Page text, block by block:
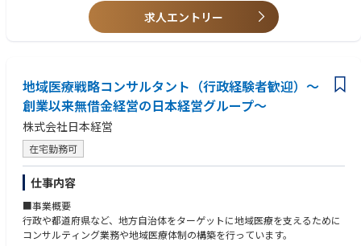
まずは官公庁案件の打ち合わせや基本計画から担当。
■設計の進め方
企画から竣工設計まで一買して関わり、自分の判断が成果に反映されま
す。
これまでにシールドトンネル、河川構造物、耐震補強などの実績もありま
す。
■キャリア環境
30～50代の中堅・ベテランが活躍。発注者対応や若手育成を担いながら、
スキルを磨き次のキャリアへ。
【直近の案件例】
・公共下水道事業計画変更業務（東大阪市／R6年度）
【具体的な業務内容】
・データ分析・AIプロジェクトにおける技術リードおよびプロジェクトマ
・Pythonを用いたデータ処理、特徴量エンジニアリング、評価設計の高度
化・標準化
・本番運用を見据えたMLOps設計、モデルの継続的改善と運用支援
・AIコンサルタントや顧客と連携した、分析方針の策定・技術提案・要件
定義
・ジュニア・ミドル層のデータサイエンティストへの技術的支援・コード
レビュー・育成
・社内外で再利用可能な分析パターン・技術資産・プロダクトの企画・設
計・蓄積
【プロジェクト事例】
・PythonやRを用いた一連のデータサイエンス業務の高度な実践経験
・Snowflake、Databricks、BigQueryなどのモダンなデータ基盤の利用経
・応用数学・情報科学・計量経済学などの修士課程修了
・技術文書の読解・基本的なビジネス英語でのコミュニケーション力
＜求める人物像＞
・分析やモデル開発を通じて、事業や現場に直接的なインパクトを生み出
したい方
・課題設定からモデル設計、実装・運用までを自走して完遂できる推進力
のある方
・チームメンバーと積極的に協働しながら、技術的なリーダーシップを発
揮できる方
・実務から得た知見を体系化し、再現性のある仕組みやプロダクトとして
求人エントリー
地域医療戦略コンサルタント（行政経験者歓迎）～
創業以来無借金経営の日本経営グループ～
株式会社日本経営
在宅勤務可
仕事内容
■事業概要
行政や都道府県など、地方自治体をターゲットに地域医療を支えるために
コンサルティング業務や地域医療体制の構築を行っています。